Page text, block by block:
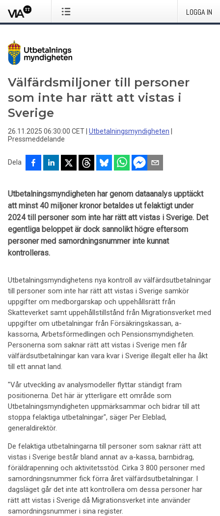
LOGGA IN
Välfärdsmiljoner till personer
som inte har rätt att vistas i
Sverige
26.11.2025 06:30:00 CET Utbetalningsmyndigheten
Pressmeddelande
Dela
Utbetalningsmyndigheten har genom dataanalys upptäckt
att minst 40 miljoner kronor betaldes ut felaktigt under
2024 till personer som inte har rätt att vistas i Sverige. Det
egentliga beloppet är dock sannolikt högre eftersom
personer med samordningsnummer inte kunnat
kontrolleras.
Utbetalningsmyndighetens nya kontroll av välfärdsutbetalningar
till personer som inte har rätt att vistas i Sverige samkör
uppgifter om medborgarskap och uppehållsrätt från
Skatteverket samt uppehållstillstånd från Migrationsverket med
uppgifter om utbetalningar från Försäkringskassan, a-
kassorna, Arbetsförmedlingen och Pensionsmyndigheten.
Personerna som saknar rätt att vistas i Sverige men får
välfärdsutbetalningar kan vara kvar i Sverige illegalt eller ha åkt
till ett annat land.
"Vår utveckling av analysmodeller flyttar ständigt fram
positionerna. Det här är ytterligare ett område som
Utbetalningsmyndigheten uppmärksammar och bidrar till att
stoppa felaktiga utbetalningar", säger Per Eleblad,
generaldirektör.
De felaktiga utbetalningarna till personer som saknar rätt att
vistas i Sverige består bland annat av a-kassa, barnbidrag,
föräldrapenning och aktivitetsstöd. Cirka 3 800 personer med
samordningsnummer fick förra året välfärdsutbetalningar. I
dagsläget går det inte att kontrollera om dessa personer har
rätt att vistas i Sverige då Migrationsverket inte använder
samordningsnummer i sina register.